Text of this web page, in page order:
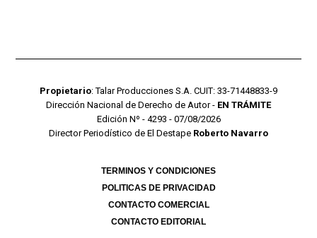
Propietario: Talar Producciones S.A. CUIT: 33-71448833-9
Dirección Nacional de Derecho de Autor - EN TRÁMITE
Edición Nº - 4293 - 07/08/2026
Director Periodístico de El Destape Roberto Navarro
TERMINOS Y CONDICIONES
POLITICAS DE PRIVACIDAD
CONTACTO COMERCIAL
CONTACTO EDITORIAL